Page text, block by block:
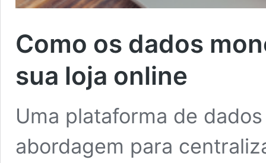
Como os dados
sua loja online
Uma plataforma de
abordagem para